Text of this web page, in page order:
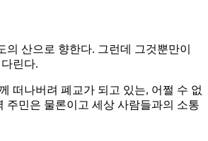
산으로 향한다. 그런데 그것뿐만이
린다.
떠나버려 폐교가 되고 있는, 어쩔 수 없
주민은 물론이고 세상 사람들과의 소통